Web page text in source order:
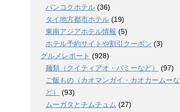
バンコクホテル (36)
タイ地方都市ホテル (19)
東南アジアホテル情報 (5)
ホテル予約サイトや割引クーポン (3)
グルメレポート (928)
麺類（クイティアオ・バミーなど）
(97)
ご飯もの（カオマンガイ・カオカームーな
ど）
(93)
ムーガタとチムチュム (27)